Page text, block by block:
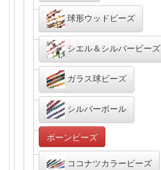
球形ウッドビーズ
シエル＆シルバービーズ
ガラス球ビーズ
シルバーボール
ボーンビーズ
ココナツカラービーズ